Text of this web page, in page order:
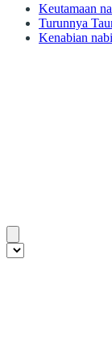
Keutamaan
Turunnya
Kenabian